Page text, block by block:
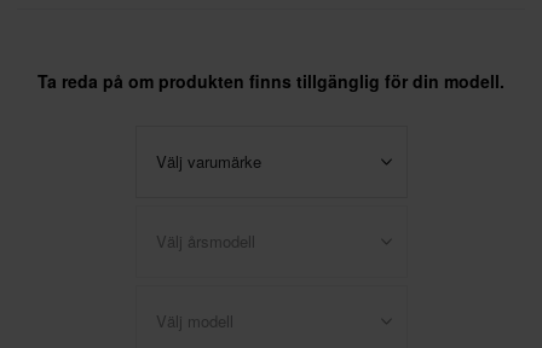
Ta reda på om produkten finns tillgänglig för din modell.
Välj varumärke
Välj årsmodell
Välj modell